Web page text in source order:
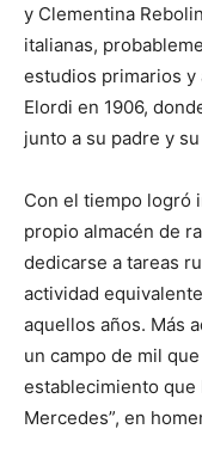
y Clementina
italianas,
estudios primarios y
Elordi en 1906,
junto a su padre y
Con el tiempo logró
propio almacén de
dedicarse a tareas
actividad
aquellos años. Más
un campo de mil
establecimiento que
Mercedes”, en